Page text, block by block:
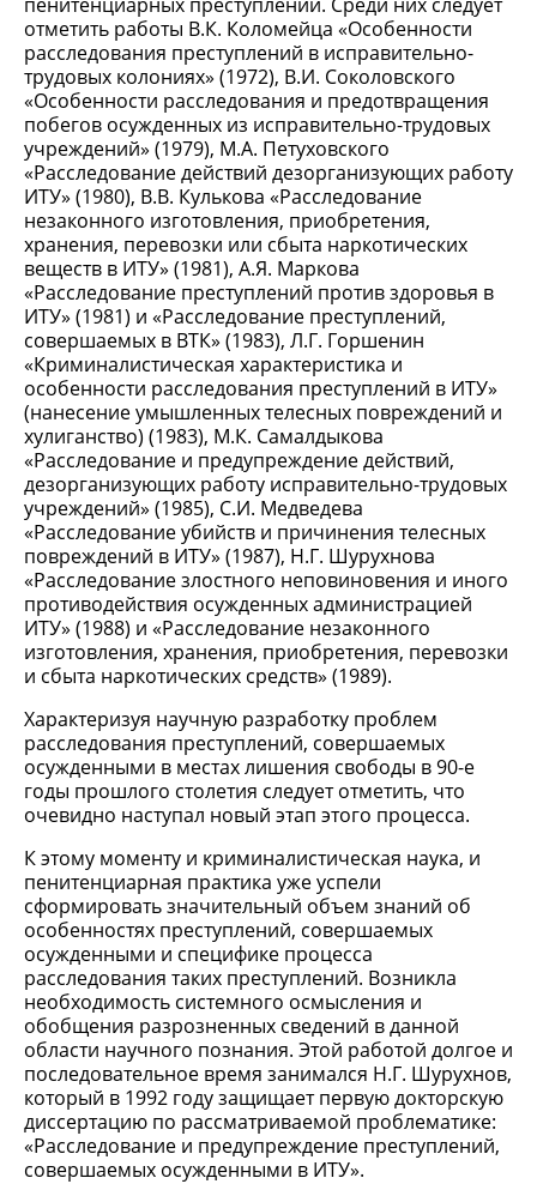
отметить работы В.К. Коломейца «Особенности
расследования преступлений в исправительно-
трудовых колониях» (1972), В.И. Соколовского
«Особенности расследования и предотвращения
побегов осужденных из исправительно-трудовых
учреждений» (1979), М.А. Петуховского
«Расследование действий дезорганизующих работу
ИТУ» (1980), В.В. Кулькова «Расследование
незаконного изготовления, приобретения,
хранения, перевозки или сбыта наркотических
веществ в ИТУ» (1981), А.Я. Маркова
«Расследование преступлений против здоровья в
ИТУ» (1981) и «Расследование преступлений,
совершаемых в ВТК» (1983), Л.Г. Горшенин
«Криминалистическая характеристика и
особенности расследования преступлений в ИТУ»
(нанесение умышленных телесных повреждений и
хулиганство) (1983), М.К. Самалдыкова
«Расследование и предупреждение действий,
дезорганизующих работу исправительно-трудовых
учреждений» (1985), С.И. Медведева
«Расследование убийств и причинения телесных
повреждений в ИТУ» (1987), Н.Г. Шурухнова
«Расследование злостного неповиновения и иного
противодействия осужденных администрацией
ИТУ» (1988) и «Расследование незаконного
изготовления, хранения, приобретения, перевозки
и сбыта наркотических средств» (1989).
Характеризуя научную разработку проблем
расследования преступлений, совершаемых
осужденными в местах лишения свободы в 90-е
годы прошлого столетия следует отметить, что
очевидно наступал новый этап этого процесса.
К этому моменту и криминалистическая наука, и
пенитенциарная практика уже успели
сформировать значительный объем знаний об
особенностях преступлений, совершаемых
осужденными и специфике процесса
расследования таких преступлений. Возникла
необходимость системного осмысления и
обобщения разрозненных сведений в данной
области научного познания. Этой работой долгое и
последовательное время занимался Н.Г. Шурухнов,
который в 1992 году защищает первую докторскую
диссертацию по рассматриваемой проблематике:
«Расследование и предупреждение преступлений,
совершаемых осужденными в ИТУ».